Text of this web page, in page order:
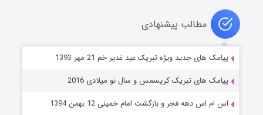
مطالب پیشنهادی
پیامک های جدید ویژه تبریک عید غدیر خم 21 مهر 1393
پیامک های تبریک کریسمس و سال نو میلادی 2016
اس ام اس دهه فجر و بازگشت امام خمینی 12 بهمن 1394